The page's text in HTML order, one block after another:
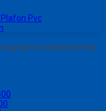
Pvc
kami melalui kontak